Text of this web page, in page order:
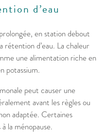
d’eau
en station debout
rétention d’eau. La chaleur
une alimentation riche en
potassium.
peut causer une
avant les règles ou
adaptée. Certaines
la ménopause.